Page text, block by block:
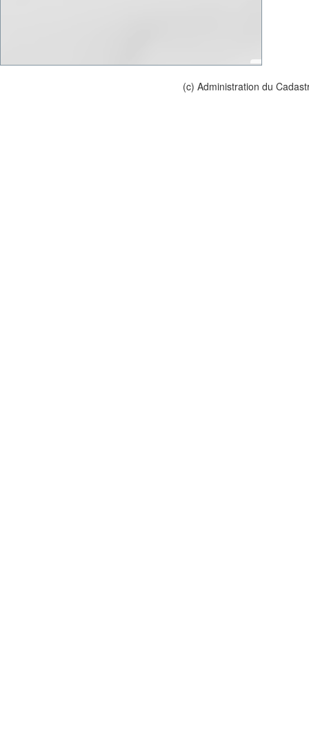
(c) Administration du